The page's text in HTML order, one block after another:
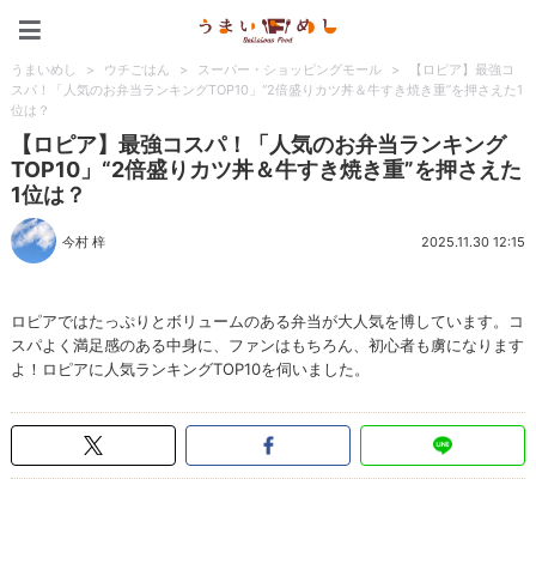
うまいめし > ウチごはん > スーパー・ショッピングモール >
【ロピア】最強コ
スパ！「人気のお弁当ランキングTOP10」“2倍盛りカツ丼＆牛すき焼き重”を押さえた1
位は？
【ロピア】最強コスパ！「人気のお弁当ランキング
TOP10」“2倍盛りカツ丼＆牛すき焼き重”を押さえた
1位は？
今村 梓 2025.11.30 12:15
ロピアではたっぷりとボリュームのある弁当が大人気を博しています。コ
スパよく満足感のある中身に、ファンはもちろん、初心者も虜になります
よ！ロピアに人気ランキングTOP10を伺いました。